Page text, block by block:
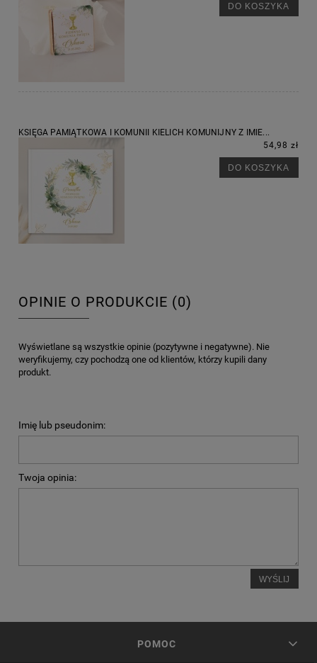
DO KOSZYKA
KSIĘGA PAMIĄTKOWA I KOMUNII KIELICH KOMUNIJNY Z IMIE...
54,98 zł
DO KOSZYKA
OPINIE O PRODUKCIE (0)
Wyświetlane są wszystkie opinie (pozytywne i negatywne). Nie
weryfikujemy, czy pochodzą one od klientów, którzy kupili dany
produkt.
Imię lub pseudonim:
Twoja opinia:
WYŚLIJ
POMOC